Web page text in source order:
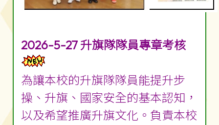
2026-5-27 升旗隊隊員專章考核
為讓本校的升旗隊隊員能提升步
操、升旗、國家安全的基本認知，
以及希望推廣升旗文化。負責本校